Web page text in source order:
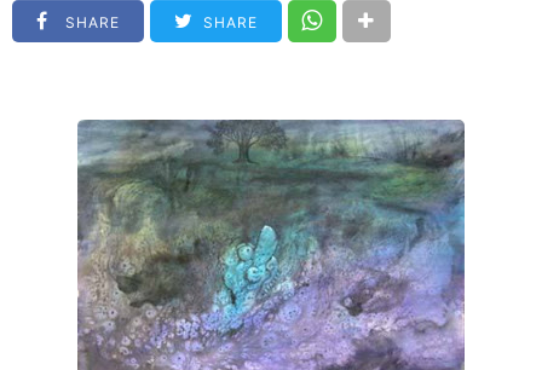
SHARE SHARE